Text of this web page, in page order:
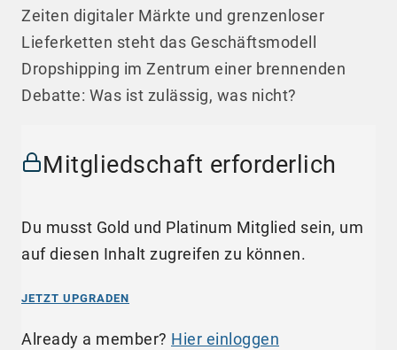
Zeiten digitaler Märkte und grenzenloser
Lieferketten steht das Geschäftsmodell
Dropshipping im Zentrum einer brennenden
Debatte: Was ist zulässig, was nicht?
Mitgliedschaft erforderlich
Du musst Gold und Platinum Mitglied sein, um
auf diesen Inhalt zugreifen zu können.
JETZT UPGRADEN
Already a member? Hier einloggen